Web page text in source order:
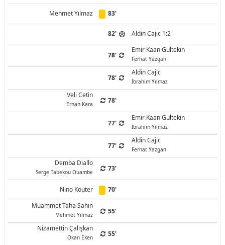
Mehmet Yılmaz 83'
82' Aldin Cajic 1:2
78'
Emir Kaan Gultekin
Ferhat Yazgan
78'
Aldin Cajic
İbrahim Yılmaz
Veli Cetin
Erhan Kara 78'
77'
Emir Kaan Gultekin
İbrahim Yılmaz
77'
Aldin Cajic
Ferhat Yazgan
‪Demba Diallo
Serge Tabekou Ouambe 73'
Nino Kouter
70'
Muammet Taha Sahin
Mehmet Yılmaz
55'
Nizamettin Çalışkan
Okan Eken 55'